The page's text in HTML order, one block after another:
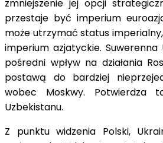
zmniejszenie jej opcji
przestaje być imperium
może utrzymać status
imperium azjatyckie.
pośredni wpływ na działania
postawą do bardziej
wobec Moskwy. Potwierdza
Uzbekistanu.
Z punktu widzenia Polski,